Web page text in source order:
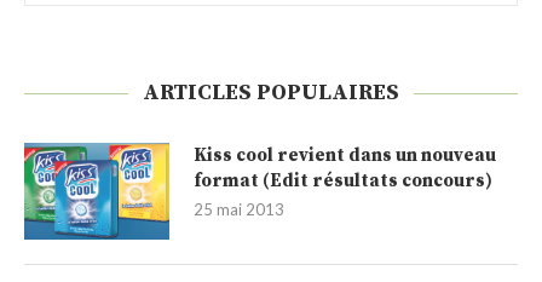
ARTICLES POPULAIRES
Kiss cool revient dans un nouveau
format (Edit résultats concours)
25 mai 2013